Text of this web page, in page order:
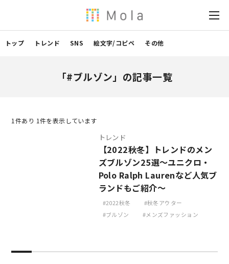
トップ トレンド SNS 絵文字/コピペ その他
「#ブルゾン」の記事一覧
1 件あり 1件を表示しています
トレンド
【2022秋冬】トレンドのメン
ズブルゾン25選～ユニクロ・
Polo Ralph Laurenなど人気ブ
ランドもご紹介～
2022秋冬
秋冬アウター
ブルゾン
メンズファッション